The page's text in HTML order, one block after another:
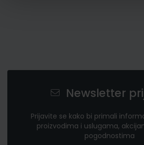
Newsletter
Prijavite se kako bi primali
proizvodima i uslugama,
pogodnostima